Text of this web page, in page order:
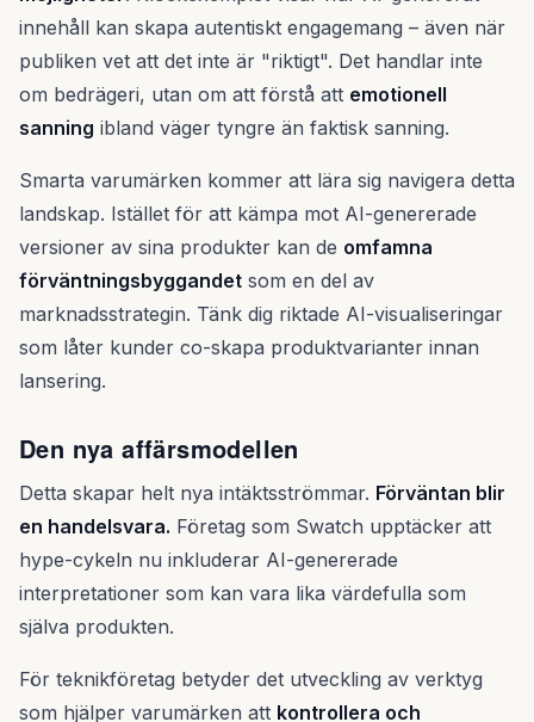
innehåll kan skapa autentiskt engagemang – även när
publiken vet att det inte är "riktigt". Det handlar inte
om bedrägeri, utan om att förstå att emotionell
sanning ibland väger tyngre än faktisk sanning.
Smarta varumärken kommer att lära sig navigera detta
landskap. Istället för att kämpa mot AI-genererade
versioner av sina produkter kan de omfamna
förväntningsbyggandet som en del av
marknadsstrategin. Tänk dig riktade AI-visualiseringar
som låter kunder co-skapa produktvarianter innan
lansering.
Den nya affärsmodellen
Detta skapar helt nya intäktsströmmar. Förväntan blir
en handelsvara. Företag som Swatch upptäcker att
hype-cykeln nu inkluderar AI-genererade
interpretationer som kan vara lika värdefulla som
själva produkten.
För teknikföretag betyder det utveckling av verktyg
som hjälper varumärken att kontrollera och